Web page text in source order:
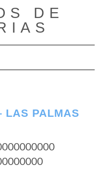
DE
modo de navegación
LAS PALMAS